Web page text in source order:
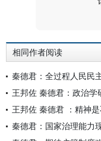
相同作者阅读
秦德君：全过程人民民
王邦佐 秦德君：政治学
王邦佐 秦德君 ：精神
秦德君：国家治理能力